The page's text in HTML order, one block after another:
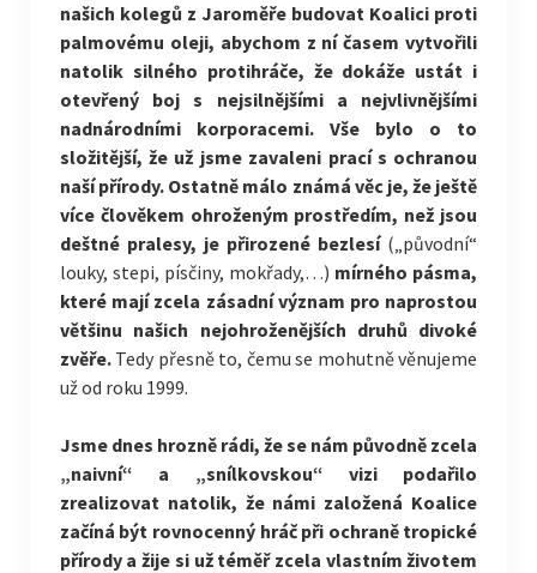
našich kolegů z Jaroměře budovat Koalici proti
palmovému oleji, abychom z ní časem vytvořili
natolik silného protihráče, že dokáže ustát i
otevřený boj s nejsilnějšími a nejvlivnějšími
nadnárodními korporacemi. Vše bylo o to
složitější, že už jsme zavaleni prací s ochranou
naší přírody. Ostatně málo známá věc je, že ještě
více člověkem ohroženým prostředím, než jsou
deštné pralesy, je přirozené bezlesí („původní“
louky, stepi, písčiny, mokřady,…) mírného pásma,
které mají zcela zásadní význam pro naprostou
většinu našich nejohroženějších druhů divoké
zvěře.Tedy přesně to, čemu se mohutně věnujeme
už od roku 1999.
Jsme dnes hrozně rádi, že se nám původně zcela
„naivní“ a „snílkovskou“ vizi podařilo
zrealizovat natolik, že námi založená Koalice
začíná být rovnocenný hráč při ochraně tropické
přírody a žije si už téměř zcela vlastním životem